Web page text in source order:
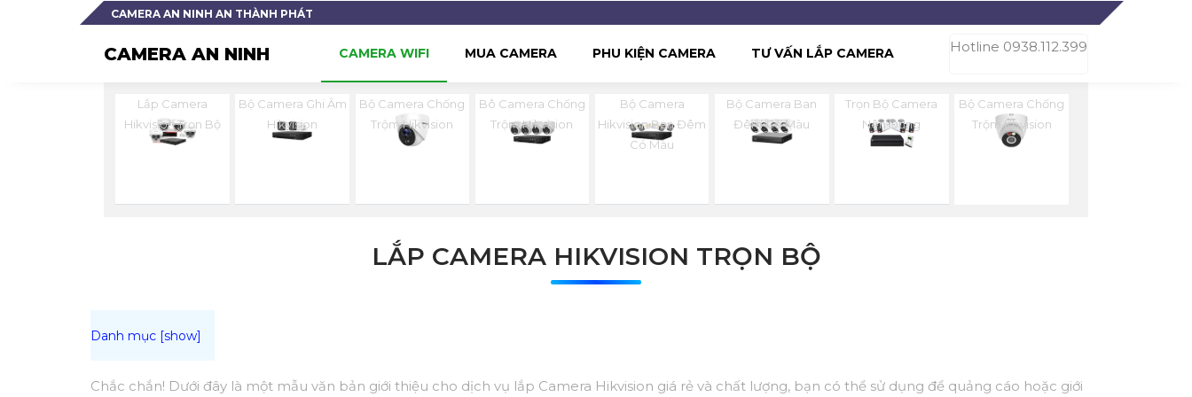
CAMERA AN NINH AN THÀNH PHÁT
CAMERA AN NINH Hotline 0938.112.399
CAMERA WIFI MUA CAMERA PHU KIỆN CAMERA TƯ VẤN LẮP CAMERA
Lắp Camera
Hikvision Trọn Bộ
Bộ Camera Ghi Âm
Hikvision
Bộ Camera Chống
Trộm Hikvision
Bô Camera Chống
Trộm Hikvision
Bộ Camera
Hikvision Ban Đêm
Có Màu
Bộ Camera Ban
Đêm Có Màu
Trọn Bộ Camera
Nên Dùng
Bộ Camera Chống
Trộm Kbvision
LẮP CAMERA HIKVISION TRỌN BỘ
Chắc chắn! Dưới đây là một mẫu văn bản giới thiệu cho dịch vụ lắp Camera Hikvision giá rẻ và chất lượng, bạn có thể sử dụng để quảng cáo hoặc giới